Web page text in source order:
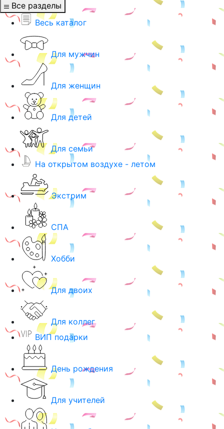
Все разделы
Весь каталог
Для мужчин
Для женщин
Для детей
Для семьи
На открытом воздухе - летом
Экстрим
СПА
Хобби
Для двоих
Для коллег
ВИП подарки
День рождения
Для учителей